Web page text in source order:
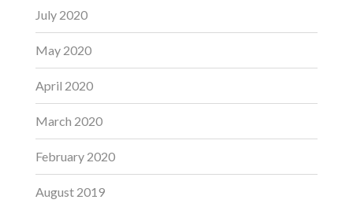
July 2020
May 2020
April 2020
March 2020
February 2020
August 2019